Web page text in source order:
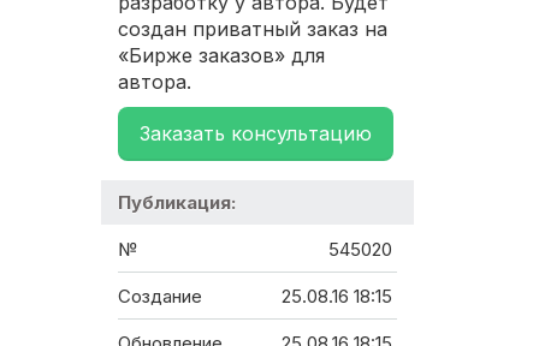
создан приватный заказ на
«Бирже заказов» для
автора.
Заказать консультацию
Публикация:
№ 545020
Создание 25.08.16 18:15